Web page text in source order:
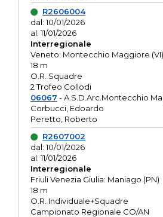
R2606004
dal: 10/01/2026
al: 11/01/2026
Interregionale
Veneto: Montecchio Maggiore (VI)
18 m
O.R. Squadre
2 Trofeo Collodi
06067 - A.S.D.Arc.Montecchio
Corbucci, Edoardo
Peretto, Roberto
R2607002
dal: 10/01/2026
al: 11/01/2026
Interregionale
Friuli Venezia Giulia: Maniago (PN)
18 m
O.R. Individuale+Squadre
Campionato Regionale CO/AN